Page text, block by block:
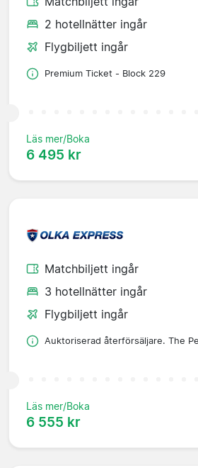
2 hotellnätter ingår
Flygbiljett ingår
Premium Ticket - Block 229
Läs mer/Boka
6 495 kr
Matchbiljett ingår
3 hotellnätter ingår
Flygbiljett ingår
Auktoriserad återförsäljare. The
Läs mer/Boka
6 555 kr